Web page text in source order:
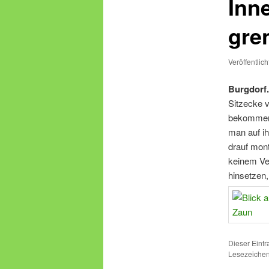
Burgdorf.
Sitzecke
man auf
drauf
keinem
Dieser